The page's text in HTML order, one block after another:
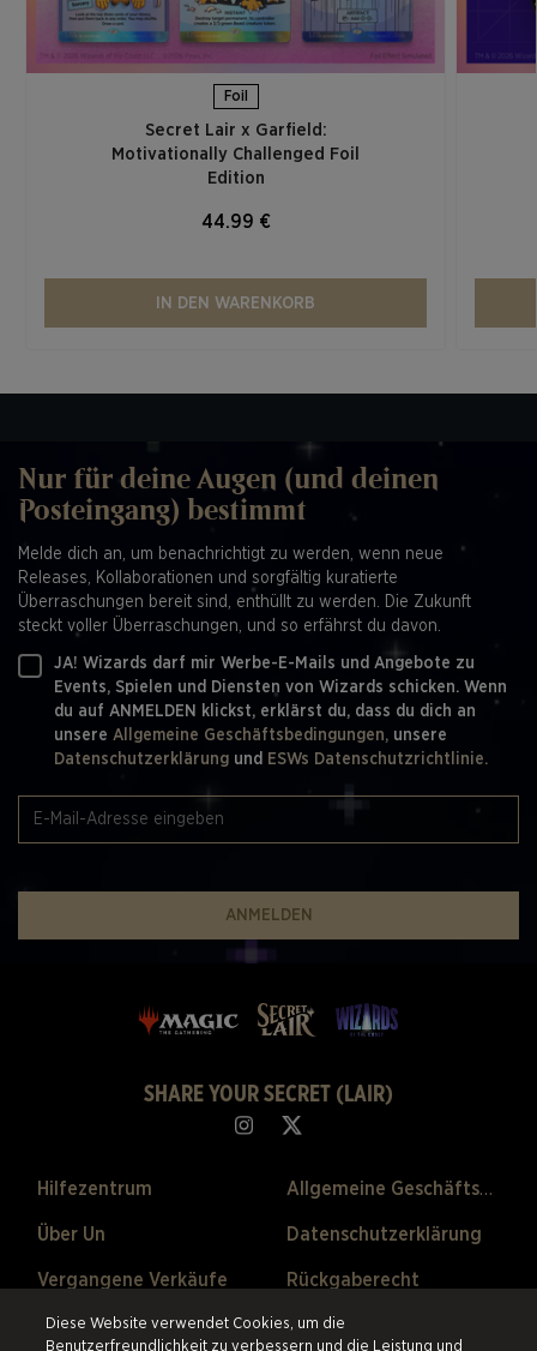
Foil
Secret Lair x Garfield:
Motivationally Challenged Foil
Edition​
44.99 €
IN DEN WARENKORB
Nur für deine Augen (und deinen
Posteingang) bestimmt
Melde dich an, um benachrichtigt zu werden, wenn neue
Releases, Kollaborationen und sorgfältig kuratierte
Überraschungen bereit sind, enthüllt zu werden. Die Zukunft
steckt voller Überraschungen, und so erfährst du davon.
JA! Wizards darf mir Werbe-E-Mails und Angebote zu
Events, Spielen und Diensten von Wizards schicken. Wenn
du auf ANMELDEN klickst, erklärst du, dass du dich an
unsere Allgemeine Geschäftsbedingungen, unsere
Datenschutzerklärung und ESWs Datenschutzrichtlinie.
ANMELDEN
SHARE YOUR SECRET (LAIR)
Hilfezentrum
Über Un
Vergangene Verkäufe
Cookie-Einstellungen
Allgemeine Geschäftsbedingungen
Datenschutzerklärung
Rückgaberecht
Diese Website verwendet Cookies, um die
Benutzerfreundlichkeit zu verbessern und die Leistung und